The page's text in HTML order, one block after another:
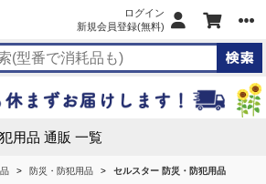
ログイン
新規会員登録(無料)
用品 通販 一覧
防災・防犯用品 セルスター 防災・防犯用品